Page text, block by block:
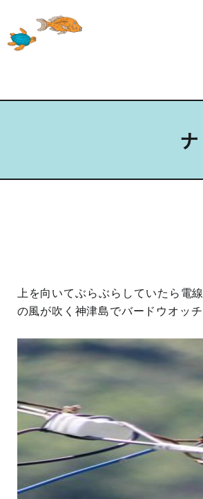
上を向いてぶらぶらしていたら電
の風が吹く神津島でバードウオッチ